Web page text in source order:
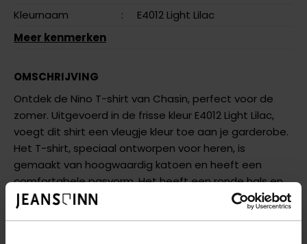
Kleurnaam
:
E4012 Light Lilac
Meer kenmerken
OMSCHRIJVING
Ontdek de Nino T-shirt van Chasin, perfect voor de
zomer. Uitgevoerd in de frisse kleur E4012 Light Lilac,
voegt dit shirt een vleugje kleur toe aan je garderobe.
Het T-shirt, speciaal ontworpen voor heren, is
gemaakt van hoogwaardig katoen en heeft een
comfortabele pasvorm. Het heeft een ronde hals en
korte mouwen, wat de Nino ideaal maakt voor warme
dagen. De minimalistische afwerking met het subtiele